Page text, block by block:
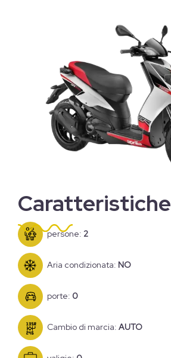
Caratteristiche
persone: 2
Aria condizionata: NO
porte: 0
Cambio di marcia: AUTO